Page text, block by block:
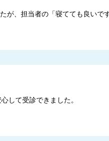
が、担当者の「寝てても良いで
して受診できました。